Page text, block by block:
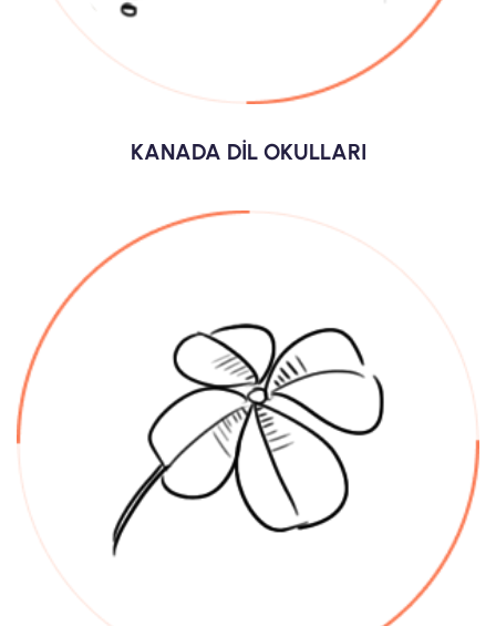
KANADA DİL OKULLARI